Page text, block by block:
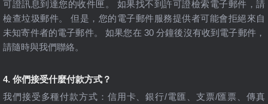
可證訊息到達您的收件匣。 如果找不到許可證檢索電子郵件，請
檢查垃圾郵件。 但是，您的電子郵件服務提供者可能會拒絕來自
未知寄件者的電子郵件。 如果您在 30 分鐘後沒有收到電子郵件，
請隨時與我們聯絡。
4. 你們接受什麼付款方式？
我們接受多種付款方式：信用卡、銀行/電匯、支票/匯票、傳真